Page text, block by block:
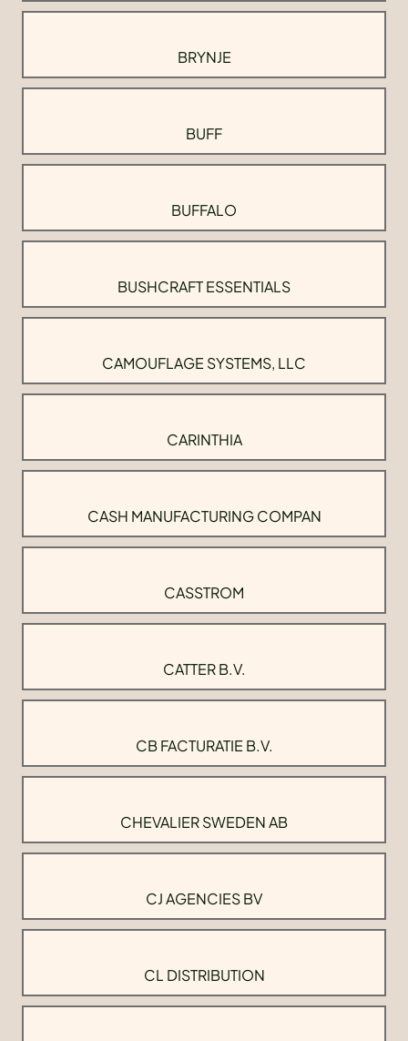
BRYNJE
BUFF
BUFFALO
BUSHCRAFT ESSENTIALS
CAMOUFLAGE SYSTEMS, LLC
CARINTHIA
CASH MANUFACTURING COMPAN
CASSTROM
CATTER B.V.
CB FACTURATIE B.V.
CHEVALIER SWEDEN AB
CJ AGENCIES BV
CL DISTRIBUTION